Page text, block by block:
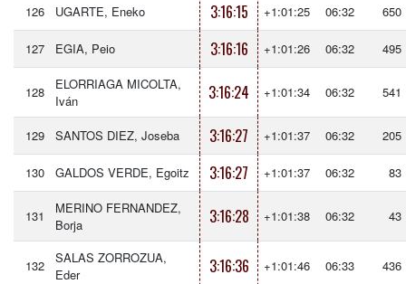
126 UGARTE, Eneko 3:16:15 +1:01:25 06:32 650
127 EGIA, Peio 3:16:16 +1:01:26 06:32 495
128
ELORRIAGA MICOLTA,
Iván
3:16:24 +1:01:34 06:32 541
129 SANTOS DIEZ, Joseba 3:16:27 +1:01:37 06:32 205
130 GALDOS VERDE, Egoitz 3:16:27 +1:01:37 06:32 83
131
MERINO FERNANDEZ,
Borja
3:16:28 +1:01:38 06:32 43
132
SALAS ZORROZUA,
Eder
3:16:36 +1:01:46 06:33 436